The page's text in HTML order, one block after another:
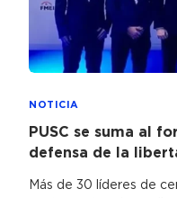
NOTICIA
PUSC se suma al
defensa de la
Más de 30 líderes de